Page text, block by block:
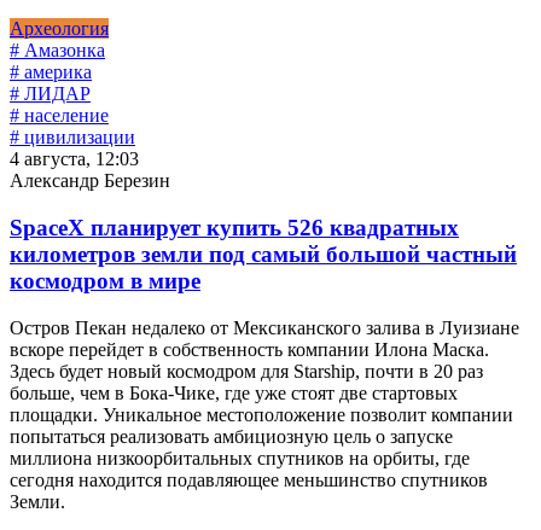
Археология
# Амазонка
# америка
# ЛИДАР
# население
# цивилизации
4 августа, 12:03
Александр Березин
SpaceX планирует купить 526 квадратных
километров земли под самый большой частный
космодром в мире
Остров Пекан недалеко от Мексиканского залива в Луизиане
вскоре перейдет в собственность компании Илона Маска.
Здесь будет новый космодром для Starship, почти в 20 раз
больше, чем в Бока-Чике, где уже стоят две стартовых
площадки. Уникальное местоположение позволит компании
попытаться реализовать амбициозную цель о запуске
миллиона низкоорбитальных спутников на орбиты, где
сегодня находится подавляющее меньшинство спутников
Земли.